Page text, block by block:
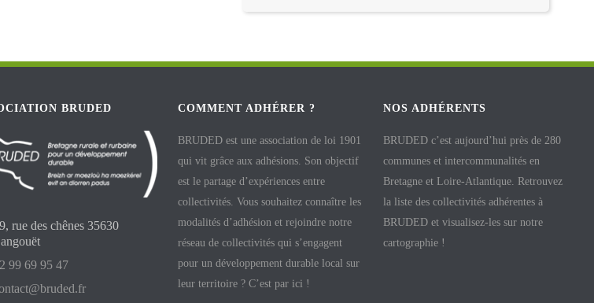
BRUDED
rue des chênes 35630
99 69 95 47
COMMENT ADHÉRER ?
BRUDED est une association de loi 1901
qui vit grâce aux adhésions. Son objectif
est le partage d’expériences entre
collectivités. Vous souhaitez connaître les
modalités d’adhésion et rejoindre notre
réseau de collectivités qui s’engagent
pour un développement durable local sur
leur territoire ? C’est par ici !
NOS ADHÉRENTS
BRUDED c’est aujourd’hui près de 280
communes et intercommunalités en
Bretagne et Loire-Atlantique. Retrouvez
la liste des collectivités adhérentes à
BRUDED et visualisez-les sur notre
cartographie !